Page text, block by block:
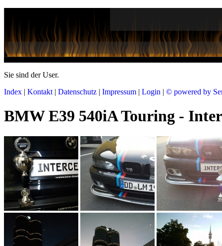
Sie sind derUser.
Index | Kontakt | Datenschutz | Impressum | Login | © powered by
BMW E39 540iA Touring -